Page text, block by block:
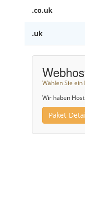
.co.uk
.uk
Wählen Sie ein
Wir haben
Paket-